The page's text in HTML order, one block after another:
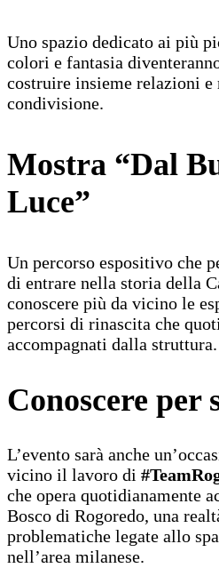
Uno spazio dedicato ai più
colori e fantasia
costruire insieme relazioni e
condivisione.
Mostra “Dal
Luce”
Un percorso espositivo che
di entrare nella storia della
conoscere più da vicino le
percorsi di rinascita che
accompagnati dalla struttura.
Conoscere per
L’evento sarà anche
vicino il lavoro di
che opera quotidianamente
Bosco di Rogoredo, una
problematiche legate allo
nell’area milanese.